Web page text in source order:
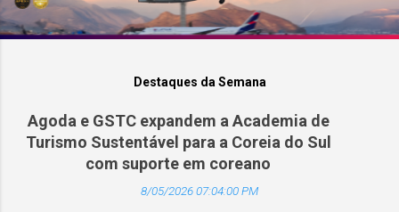
Destaques da Semana
Agoda e GSTC expandem a Academia de
Turismo Sustentável para a Coreia do Sul
com suporte em coreano
8/05/2026 07:04:00 PM